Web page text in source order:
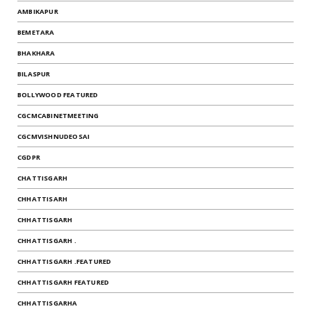
AMBIKAPUR
BEMETARA
BHAKHARA
BILASPUR
BOLLYWOOD FEATURED
CGCMCABINETMEETING
CGCMVISHNUDEOSAI
CGDPR
CHATTISGARH
CHHATTISARH
CHHATTISGARH
CHHATTISGARH .
CHHATTISGARH .FEATURED
CHHATTISGARH FEATURED
CHHATTISGARHA